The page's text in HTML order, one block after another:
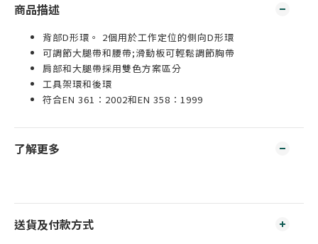
商品描述
背部D形環。 2個用於工作定位的側向D形環
可調節大腿帶和腰帶;滑動板可輕鬆調節胸帶
肩部和大腿帶採用雙色方案區分
工具架環和後環
符合EN 361：2002和EN 358：1999
了解更多
送貨及付款方式